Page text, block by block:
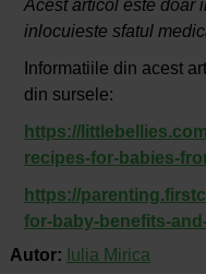
Acest articol este doar
inlocuieste sfatul
Informatiile din acest
din sursele:
https://
recipes-for-babies-
https://
for-baby-benefits-
Autor: Iulia Mirica